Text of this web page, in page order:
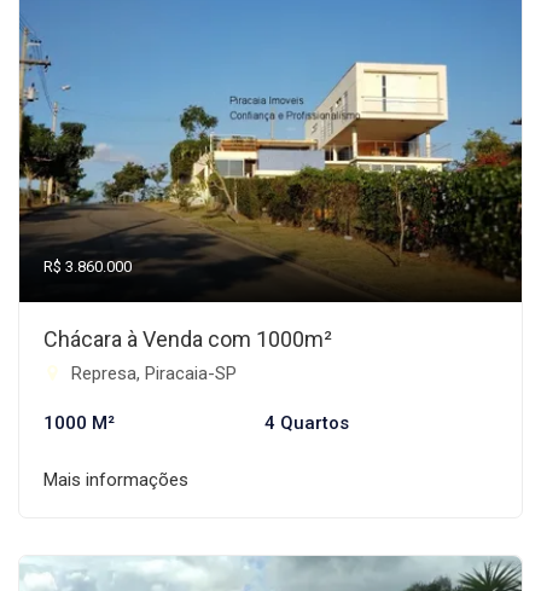
R$ 3.860.000
Chácara à Venda com 1000m²
Represa, Piracaia-SP
1000 M² 4 Quartos
Mais informações